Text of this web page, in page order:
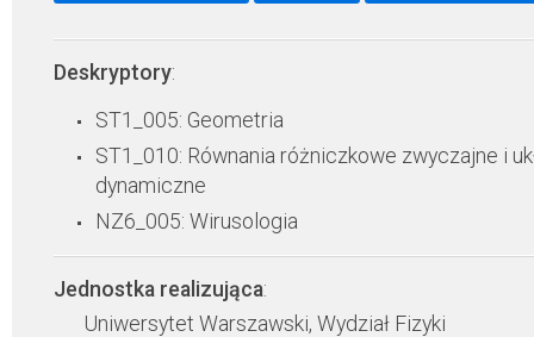
Deskryptory:
ST1_005: Geometria
ST1_010: Równania różniczkowe zwyczajne i
dynamiczne
NZ6_005: Wirusologia
Jednostka realizująca:
Uniwersytet Warszawski, Wydział Fizyki